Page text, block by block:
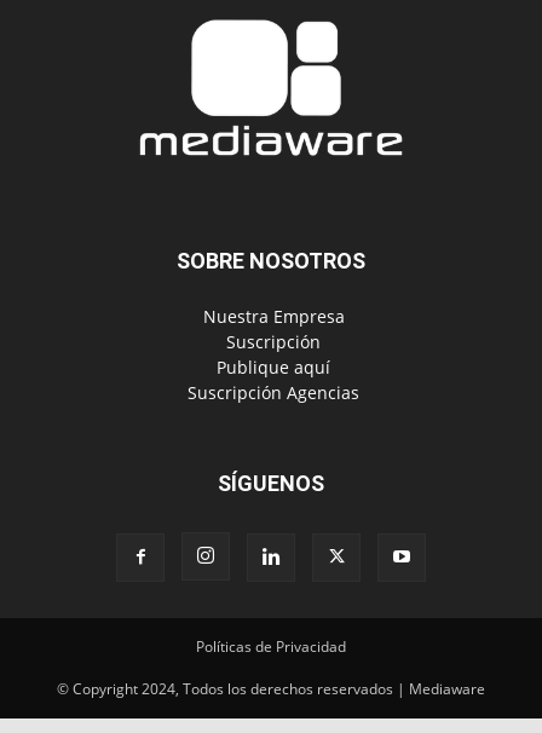
SOBRE NOSOTROS
‎ Nuestra Empresa
‎ Suscripción
‎ Publique aquí
‎ Suscripción Agencias
SÍGUENOS
Políticas de Privacidad
© Copyright 2024, Todos los derechos reservados | Mediaware